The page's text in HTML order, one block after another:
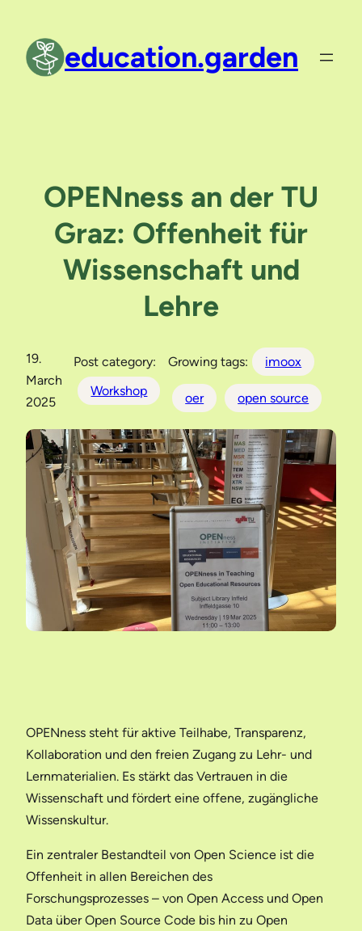
content
education.garden
OPENness an der TU
Graz: Offenheit für
Wissenschaft und
Lehre
19.
March
2025
Post category:
Workshop
Growing tags: imoox
oer open source
OPENness steht für aktive Teilhabe, Transparenz,
Kollaboration und den freien Zugang zu Lehr- und
Lernmaterialien. Es stärkt das Vertrauen in die
Wissenschaft und fördert eine offene, zugängliche
Wissenskultur.
Ein zentraler Bestandteil von Open Science ist die
Offenheit in allen Bereichen des
Forschungsprozesses – von Open Access und Open
Data über Open Source Code bis hin zu Open